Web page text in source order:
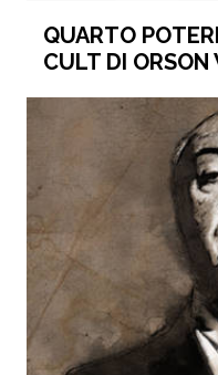
QUARTO
CULT DI ORSON